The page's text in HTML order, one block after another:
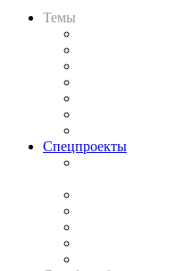
Темы
Спецпроекты